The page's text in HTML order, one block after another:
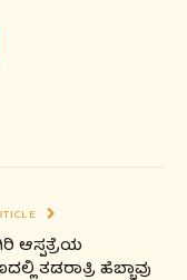
ಆಸ್ಪತ್ರೆಯ
ತಡರಾತ್ರಿ ಹೆಬ್ಬಾವು